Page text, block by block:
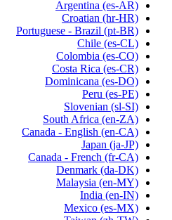
Argentina (es-AR)
Croatian (hr-HR)
Portuguese - Brazil (pt-BR)
Chile (es-CL)
Colombia (es-CO)
Costa Rica (es-CR)
Dominicana (es-DO)
Peru (es-PE)
Slovenian (sl-SI)
South Africa (en-ZA)
Canada - English (en-CA)
Japan (ja-JP)
Canada - French (fr-CA)
Denmark (da-DK)
Malaysia (en-MY)
India (en-IN)
Mexico (es-MX)